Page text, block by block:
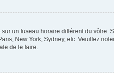
un fuseau horaire différent du
New York, Sydney, etc. Veuillez
de le faire.